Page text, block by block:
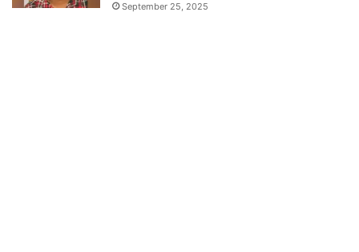
September 25, 2025